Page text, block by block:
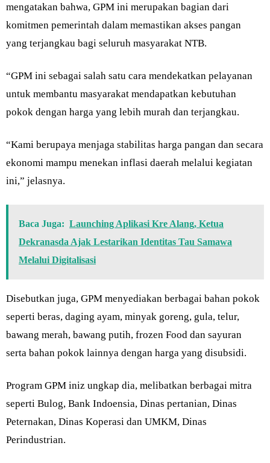
mengatakan bahwa, GPM ini merupakan bagian dari
komitmen pemerintah dalam memastikan akses pangan
yang terjangkau bagi seluruh masyarakat NTB.
“GPM ini sebagai salah satu cara mendekatkan pelayanan
untuk membantu masyarakat mendapatkan kebutuhan
pokok dengan harga yang lebih murah dan terjangkau.
“Kami berupaya menjaga stabilitas harga pangan dan secara
ekonomi mampu menekan inflasi daerah melalui kegiatan
ini,” jelasnya.
Baca Juga: Launching Aplikasi Kre Alang, Ketua
Dekranasda Ajak Lestarikan Identitas Tau Samawa
Melalui Digitalisasi
Disebutkan juga, GPM menyediakan berbagai bahan pokok
seperti beras, daging ayam, minyak goreng, gula, telur,
bawang merah, bawang putih, frozen Food dan sayuran
serta bahan pokok lainnya dengan harga yang disubsidi.
Program GPM iniz ungkap dia, melibatkan berbagai mitra
seperti Bulog, Bank Indoensia, Dinas pertanian, Dinas
Peternakan, Dinas Koperasi dan UMKM, Dinas
Perindustrian.